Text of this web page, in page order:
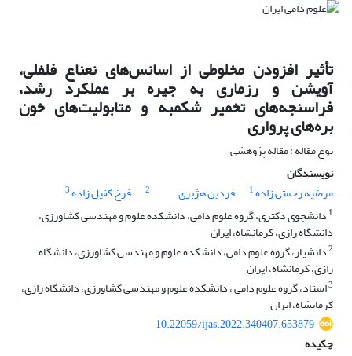
تأثیر افزودن مخلوطی از اسانس‌های نعناع فلفلی،
آویشن و رزماری به جیره بر عملکرد رشد،
‏فراسنجه‌های تخمیر شکمبه‌ و متابولیت‌های خون
بره‌های پرواری
نوع مقاله : مقاله پژوهشی
نویسندگان
مرضیه رحمتی زاده1 فردین هژبری 2 فرخ کفیل زاده3
1 دانشجوی دکتری، گروه علوم دامی، دانشکده علوم و مهندسی کشاورزی،
دانشگاه رازی، کرمانشاه، ایران
2دانشیار، گروه علوم دامی، دانشکده علوم و مهندسی کشاورزی، دانشگاه
رازی، کرمانشاه، ایران
3استاد، گروه علوم دامی ، دانشکده علوم و مهندسی کشاورزی، دانشگاه رازی،
کرمانشاه، ایران
10.22059/ijas.2022.340407.653879
چکیده